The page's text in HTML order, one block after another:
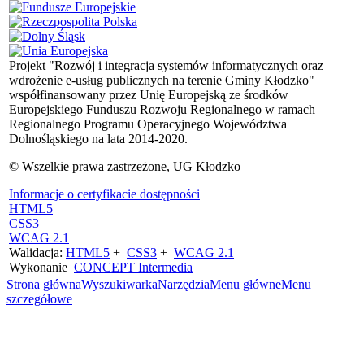
Projekt "Rozwój i integracja systemów informatycznych oraz
wdrożenie e-usług publicznych na terenie Gminy Kłodzko"
współfinansowany przez Unię Europejską ze środków
Europejskiego Funduszu Rozwoju Regionalnego w ramach
Regionalnego Programu Operacyjnego Województwa
Dolnośląskiego na lata 2014-2020.
© Wszelkie prawa zastrzeżone, UG Kłodzko
Informacje o certyfikacie dostępności
HTML5
CSS3
WCAG 2.1
Walidacja: HTML5 + CSS3 + WCAG 2.1
Wykonanie CONCEPT Intermedia
Strona głównaWyszukiwarkaNarzędziaMenu główneMenu
szczegółowe